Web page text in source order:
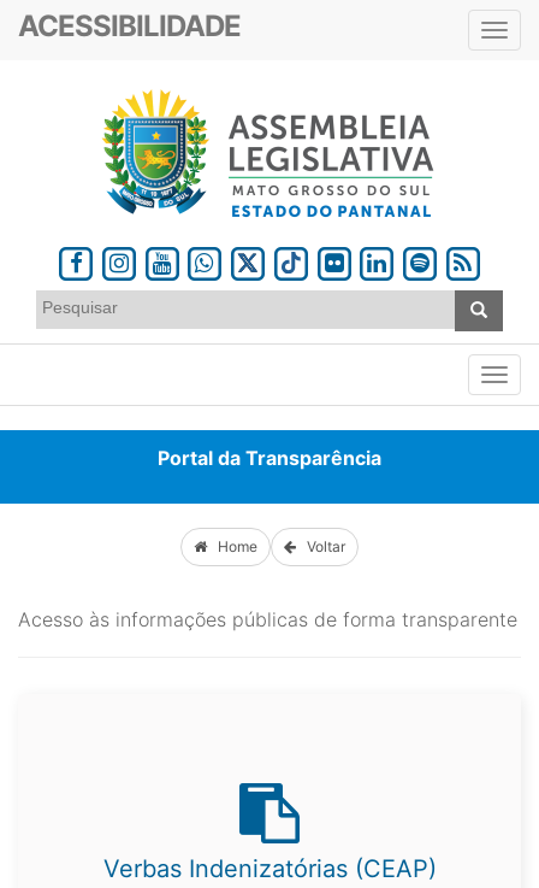
ACESSIBILIDADE
Portal da Transparência
Home Voltar
Acesso às informações públicas de forma transparente
Verbas Indenizatórias (CEAP)